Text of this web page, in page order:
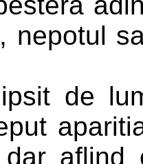
nepotul
de
dar